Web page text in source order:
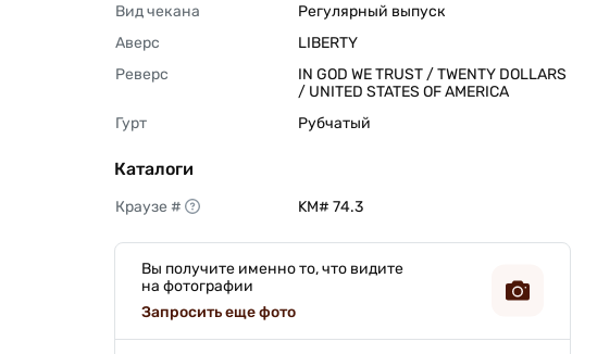
Вид чекана
Регулярный выпуск
Аверс
LIBERTY
Реверс
IN GOD WE TRUST / TWENTY DOLLARS
/ UNITED STATES OF AMERICA
Гурт
Рубчатый
Каталоги
Краузе # KM# 74.3
Вы получите именно то, что видите
на фотографии
Запросить еще фото